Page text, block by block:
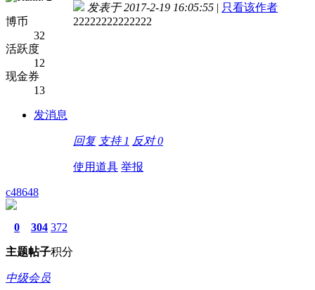
博币
32
活跃度
12
现金券
13
发消息
发表于 2017-2-19 16:05:55 | 只看该作者
22222222222222
回复 支持 1 反对0
使用道具 举报
c48648
0
主题
304
帖子
372
积分
中级会员